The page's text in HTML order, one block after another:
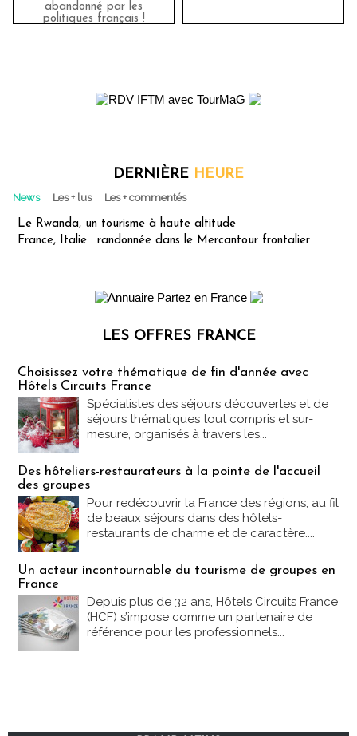
abandonné par les
politiques français !
DERNIÈRE HEURE
News Les + lus Les + commentés
Le Rwanda, un tourisme à haute altitude
France, Italie : randonnée dans le Mercantour frontalier
LES OFFRES FRANCE
Choisissez votre thématique de fin d'année avec
Hôtels Circuits France
Spécialistes des séjours découvertes et de
séjours thématiques tout compris et sur-
mesure, organisés à travers les...
Des hôteliers-restaurateurs à la pointe de l'accueil
des groupes
Pour redécouvrir la France des régions, au fil
de beaux séjours dans des hôtels-
restaurants de charme et de caractère....
Un acteur incontournable du tourisme de groupes en
France
Depuis plus de 32 ans, Hôtels Circuits France
(HCF) s’impose comme un partenaire de
référence pour les professionnels...